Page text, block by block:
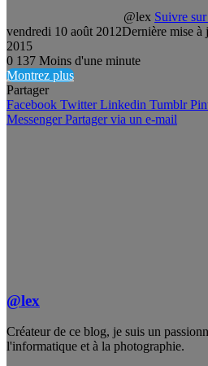
@lex Suivre
vendredi 10 août 2012Dernière mise à
2015
0 137 Moins d'une minute
Montrez plus
Partager
Facebook Twitter Linkedin Tumblr
Messenger Partager via un e-mail
@lex
Créateur de ce blog, je suis un
l'informatique et à la photographie.